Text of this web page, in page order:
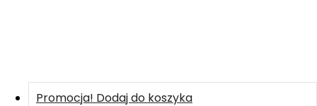
Promocja! Dodaj do koszyka